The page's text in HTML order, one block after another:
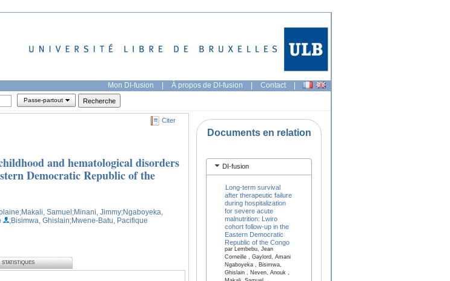
Mon DI-fusion | À propos de DI-fusion | Contact |
Passe-partout
Citer
and hematological disorders
Democratic Republic of the
;Makali, Samuel;Minani, Jimmy;Ngaboyeka,
;Bisimwa, Ghislain;Mwene-Batu, Pacifique
STATISTIQUES
Documents en relation
DI-fusion
Long-term survival
after therapeutic failure
during hospitalization
for severe acute
malnutrition: Lwiro
cohort follow-up in the
Eastern Democratic
Republic of the Congo
par Lembebu, Jean
Corneille , Gaylord, Amani
Ngaboyeka , Bisimwa,
Ghislain , Neven, Anouk ,